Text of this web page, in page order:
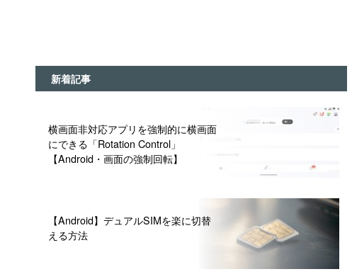
新着記事
横画面非対応アプリを強制的に横画面
にできる「Rotation Control」
【Android・画面の強制回転】
【Android】デュアルSIMを楽に切替
える方法